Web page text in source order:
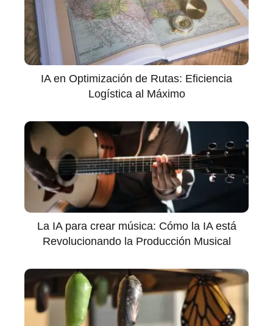
IA en Optimización de Rutas: Eficiencia
Logística al Máximo
La IA para crear música: Cómo la IA está
Revolucionando la Producción Musical